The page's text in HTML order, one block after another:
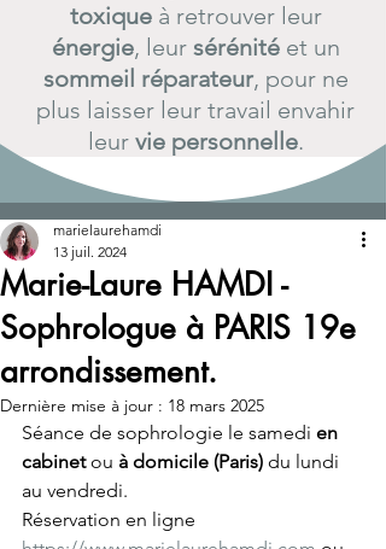
toxiqueà retrouver leur
énergie, leur sérénitéet un
sommeil réparateur, pour ne
plus laisser leur travail envahir
leur vie personnelle.
Marie-Laure HAMDI -
Sophrologue à PARIS 19e
arrondissement.
marielaurehamdi
13 juil. 2024
Dernière mise à jour : 18 mars 2025
Séance de sophrologie le samedi en
cabinet ou à domicile (Paris) du lundi
au vendredi.
Réservation en ligne